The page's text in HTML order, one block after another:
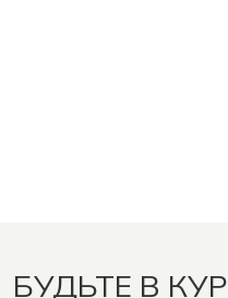
БУДЬТЕ В